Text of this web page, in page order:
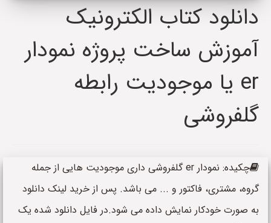
دانلود کتاب الکترونیک
آموزش ساخت پروژه نمودار
er یا موجودیت رابطه
گلفروشی
چکیده: نمودار er گلفروشی داری موجودیت هایی از جمله
گروه، مشتری، فاکتور و ... می باشد. پس از خرید لینک دانلود
به صورت خودکار نمایش داده می شود.در فایل دانلود شده یک